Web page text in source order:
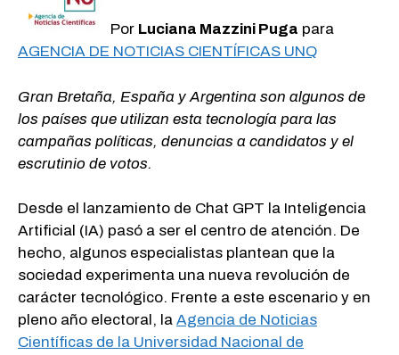
Por Luciana Mazzini Puga para
AGENCIA DE NOTICIAS CIENTÍFICAS UNQ
Gran Bretaña, España y Argentina son algunos de
los países que utilizan esta tecnología para las
campañas políticas, denuncias a candidatos y el
escrutinio de votos.
Desde el lanzamiento de Chat GPT la Inteligencia
Artificial (IA) pasó a ser el centro de atención. De
hecho, algunos especialistas plantean que la
sociedad experimenta una nueva revolución de
carácter tecnológico. Frente a este escenario y en
pleno año electoral, la Agencia de Noticias
Científicas de la Universidad Nacional de